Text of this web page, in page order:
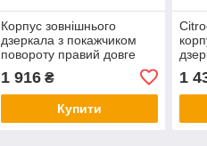
Корпус зовнішнього
дзеркала з покажчиком
повороту правий довге
плече Fiat Ducato Citroen
Jumper Peugeot Boxer від
2006
1 916₴
Купити
арт.
1